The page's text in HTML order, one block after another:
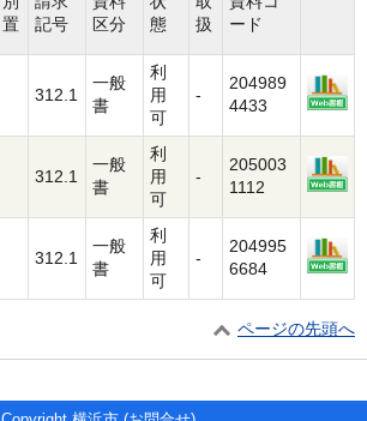
置
記号
区分
態
扱
ード
312.1
一般
書
利
用
可
-
204989
4433
312.1
一般
書
利
用
可
-
205003
1112
312.1
一般
書
利
用
可
-
204995
6684
ページの先頭へ